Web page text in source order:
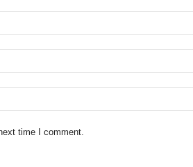
time I comment.